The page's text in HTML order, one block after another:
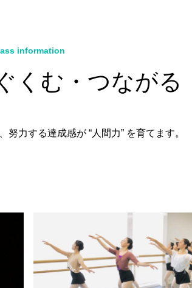
information
くむ・つながる
力する達成感が “人間力” を育てます。